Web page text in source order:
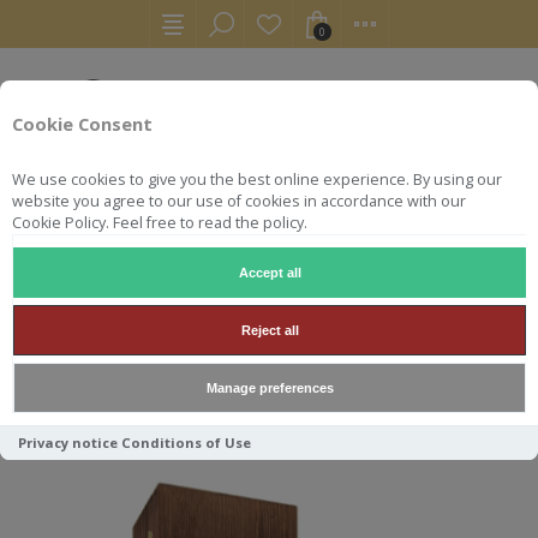
Cookie Consent
We use cookies to give you the best online experience. By using our
website you agree to our use of cookies in accordance with our
Cookie Policy. Feel free to read the policy.
Accept all
Reject all
Manage preferences
Privacy notice Conditions of Use
0
ST MICHAEL EPPAN